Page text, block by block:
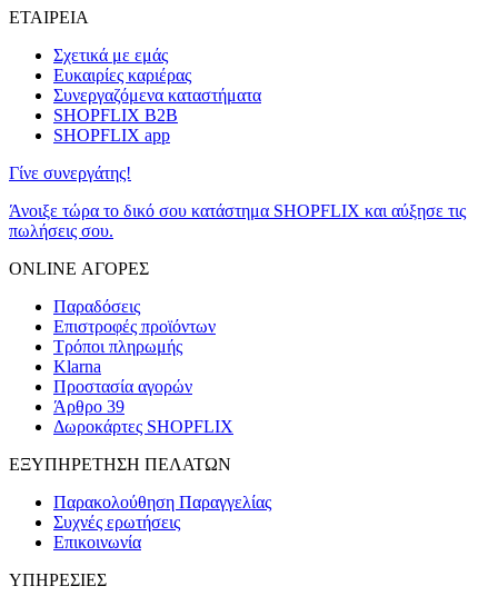
ΕΤΑΙΡΕΙΑ
Σχετικά με εμάς
Ευκαιρίες καριέρας
Συνεργαζόμενα καταστήματα
SHOPFLIX B2B
SHOPFLIX app
Γίνε συνεργάτης!
Άνοιξε τώρα το δικό σου κατάστημα SHOPFLIX και αύξησε τις
πωλήσεις σου.
ONLINE ΑΓΟΡΕΣ
Παραδόσεις
Επιστροφές προϊόντων
Τρόποι πληρωμής
Klarna
Προστασία αγορών
Άρθρο 39
Δωροκάρτες SHOPFLIX
ΕΞΥΠΗΡΕΤΗΣΗ ΠΕΛΑΤΩΝ
Παρακολούθηση Παραγγελίας
Συχνές ερωτήσεις
Επικοινωνία
ΥΠΗΡΕΣΙΕΣ